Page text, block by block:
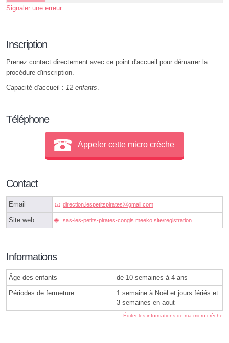
Signaler une erreur
Inscription
Prenez contact directement avec ce point d'accueil pour démarrer la
procédure d'inscription.
Capacité d'accueil : 12 enfants
Téléphone
Appeler cette micro crèche
Contact
Email direction.lespetitspiratesⓐgmail.com
Site web sas-les-petits-pirates-congis.meeko.site/registration
Informations
Âge des enfants de 10 semaines à 4 ans
Périodes de fermeture
1 semaine à Noël et jours fériés et
3 semaines en aout
Éditer les informations de ma micro crèche